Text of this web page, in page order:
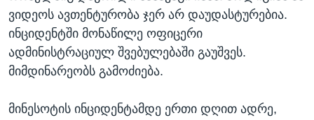
ვიდეოს ავთენტურობა ჯერ არ დაუდასტურებია.
ინციდენტში მონაწილე ოფიცერი
ადმინისტრაციულ შვებულებაში გაუშვეს.
მიმდინარეობს გამოძიება.
მინესოტის ინციდენტამდე ერთი დღით ადრე,